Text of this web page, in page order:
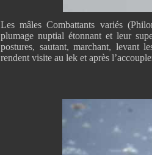
Les mâles Combattants variés
plumage nuptial étonnant et leur
postures, sautant, marchant, levant
rendent visite au lek et après